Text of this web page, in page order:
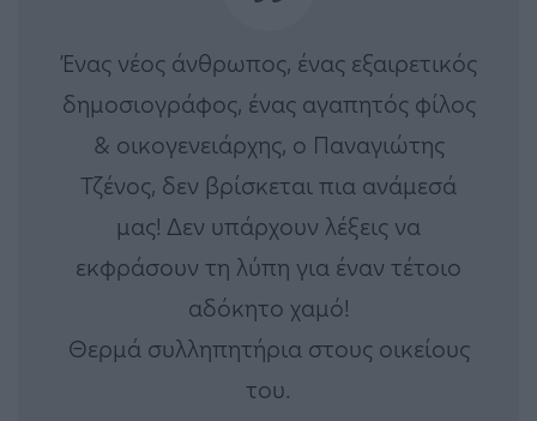
Ένας νέος άνθρωπος, ένας εξαιρετικός
δημοσιογράφος, ένας αγαπητός φίλος
& οικογενειάρχης, ο Παναγιώτης
Τζένος, δεν βρίσκεται πια ανάμεσά
μας! Δεν υπάρχουν λέξεις να
εκφράσουν τη λύπη για έναν τέτοιο
αδόκητο χαμό!
Θερμά συλληπητήρια στους οικείους
του.